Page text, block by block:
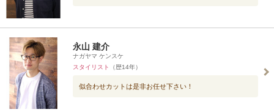
永山 建介
ナガヤマ ケンスケ
スタイリスト
（歴14年）
似合わせカットは是非お任せ下さい！